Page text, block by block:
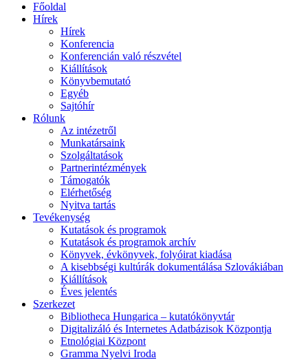
Főoldal
Hírek
Hírek
Konferencia
Konferencián való részvétel
Kiállítások
Könyvbemutató
Egyéb
Sajtóhír
Rólunk
Az intézetről
Munkatársaink
Szolgáltatások
Partnerintézmények
Támogatók
Elérhetőség
Nyitva tartás
Tevékenység
Kutatások és programok
Kutatások és programok archív
Könyvek, évkönyvek, folyóirat kiadása
A kisebbségi kultúrák dokumentálása Szlovákiában
Kiállítások
Éves jelentés
Szerkezet
Bibliotheca Hungarica – kutatókönyvtár
Digitalizáló és Internetes Adatbázisok Központja
Etnológiai Központ
Gramma Nyelvi Iroda